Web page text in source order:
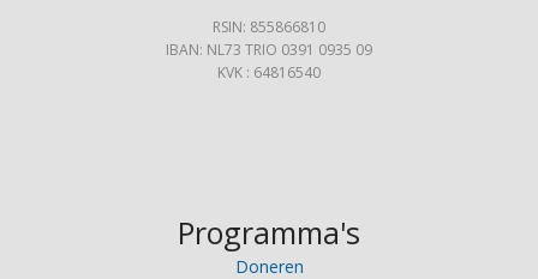
RSIN: 855866810
IBAN: NL73 TRIO 0391 0935 09
KVK : 64816540
Programma's
Doneren